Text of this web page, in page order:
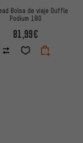
Bolsa de viaje Duffle
Podium 180
81,99€